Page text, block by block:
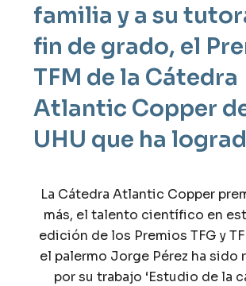
familia y a su
fin de grado, el
TFM de la Cátedra
Atlantic Copper
UHU que ha
La Cátedra Atlantic Copper
más, el talento científico en
edición de los Premios TFG y
el palermo Jorge Pérez ha sido
por su trabajo ‘Estudio de la